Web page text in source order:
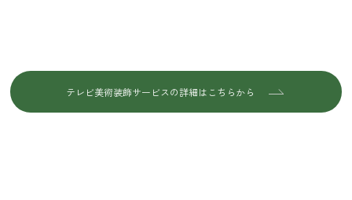
テレビ美術装飾サービスの詳細はこちらから